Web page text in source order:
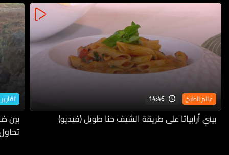
عالم الطبخ 14:46
بيني أرابياتا على طريقة الشيف حنا طويل (فيديو)
بين